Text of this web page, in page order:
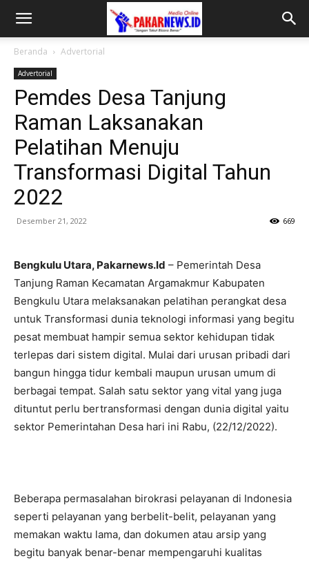
Beranda Advertorial
Advertorial
Pemdes Desa Tanjung
Raman Laksanakan
Pelatihan Menuju
Transformasi Digital Tahun
2022
Desember 21, 2022 669
Bengkulu Utara, Pakarnews.Id – Pemerintah Desa
Tanjung Raman Kecamatan Argamakmur Kabupaten
Bengkulu Utara melaksanakan pelatihan perangkat desa
untuk Transformasi dunia teknologi informasi yang begitu
pesat membuat hampir semua sektor kehidupan tidak
terlepas dari sistem digital. Mulai dari urusan pribadi dari
bangun hingga tidur kembali maupun urusan umum di
berbagai tempat. Salah satu sektor yang vital yang juga
dituntut perlu bertransformasi dengan dunia digital yaitu
sektor Pemerintahan Desa hari ini Rabu, (22/12/2022).
Beberapa permasalahan birokrasi pelayanan di Indonesia
seperti pelayanan yang berbelit-belit, pelayanan yang
memakan waktu lama, dan dokumen atau arsip yang
begitu banyak benar-benar mempengaruhi kualitas